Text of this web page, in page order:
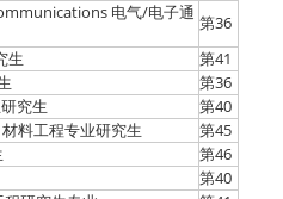
电气/电子通 第36
生
第41
第36
究生
第40
料工程专业研究生
第45
第46
第40